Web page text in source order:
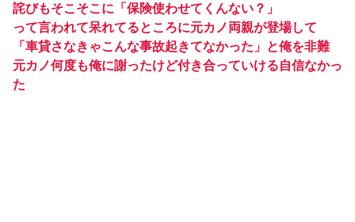
詫びもそこそこに「保険使わせてくんない？」
って言われて呆れてるところに元カノ両親が登場して
「車貸さなきゃこんな事故起きてなかった」と俺を非難
元カノ何度も俺に謝ったけど付き合っていける自信なかっ
た